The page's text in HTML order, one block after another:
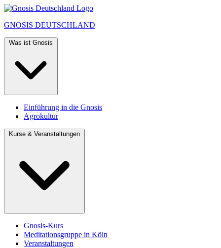
GNOSIS DEUTSCHLAND
Was ist Gnosis
Einführung in die Gnosis
Agrokultur
Kurse & Veranstaltungen
Gnosis-Kurs
Meditationsgruppe in Köln
Veranstaltungen